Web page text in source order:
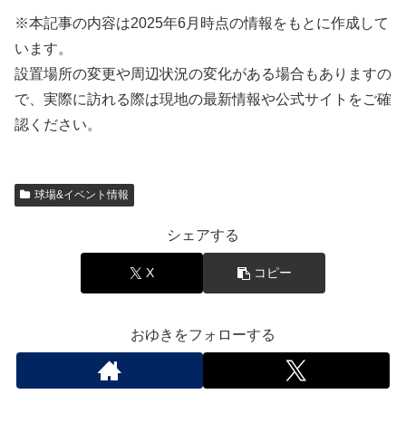
※本記事の内容は2025年6月時点の情報をもとに作成して
います。
設置場所の変更や周辺状況の変化がある場合もありますの
で、実際に訪れる際は現地の最新情報や公式サイトをご確
認ください。
球場&イベント情報
シェアする
X コピー
おゆきをフォローする